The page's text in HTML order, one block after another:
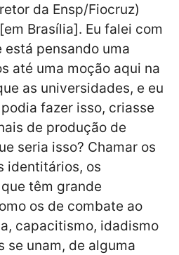
da Ensp/Fiocruz)
Brasília]. Eu falei com
está pensando uma
até uma moção aqui na
as universidades, e eu
fazer isso, criasse
de produção de
seria isso? Chamar os
identitários, os
têm grande
os de combate ao
capacitismo, idadismo
unam, de alguma